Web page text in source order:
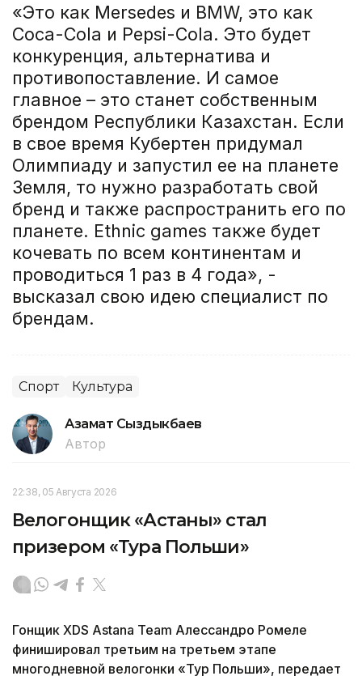
«Это как Mersedes и BMW, это как
Coca-Cola и Pepsi-Cola. Это будет
конкуренция, альтернатива и
противопоставление. И самое
главное – это станет собственным
брендом Республики Казахстан. Если
в свое время Кубертен придумал
Олимпиаду и запустил ее на планете
Земля, то нужно разработать свой
бренд и также распространить его по
планете. Ethnic games также будет
кочевать по всем континентам и
проводиться 1 раз в 4 года», -
высказал свою идею специалист по
брендам.
Спорт Культура
Азамат Сыздыкбаев
Автор
22:38, 05 Августа 2026
Велогонщик «Астаны» стал
призером «Тура Польши»
Гонщик XDS Astana Team Алессандро Ромеле
финишировал третьим на третьем этапе
многодневной велогонки «Тур Польши», передает